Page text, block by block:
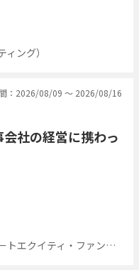
ング）
：2026/08/09 〜 2026/08/16
社の経営に携わっ
マッチング後に社名開示（プライベートエクイティ・ファンド）